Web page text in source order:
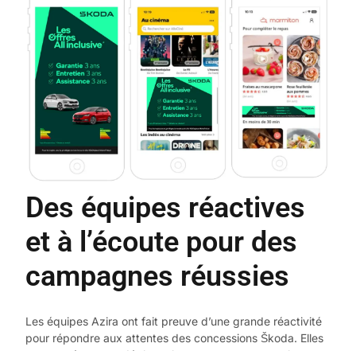
Des équipes réactives
et à l’écoute pour des
campagnes réussies
Les équipes Azira ont fait preuve d’une grande réactivité
pour répondre aux attentes des concessions Škoda. Elles